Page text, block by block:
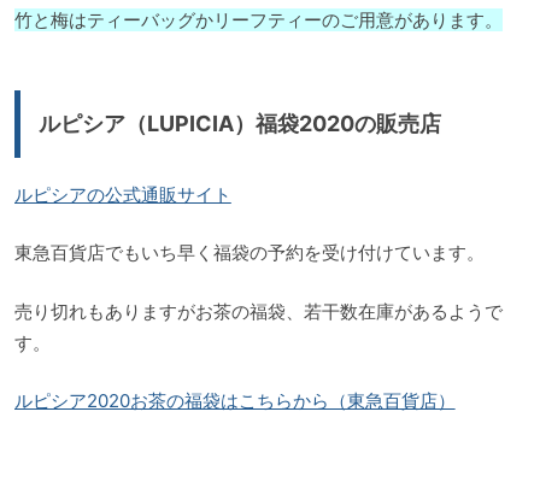
竹と梅はティーバッグかリーフティーのご用意があります。
ルピシア（LUPICIA）福袋2020の販売店
ルピシアの公式通販サイト
東急百貨店でもいち早く福袋の予約を受け付けています。
売り切れもありますがお茶の福袋、若干数在庫があるようで
す。
ルピシア2020お茶の福袋はこちらから（東急百貨店）